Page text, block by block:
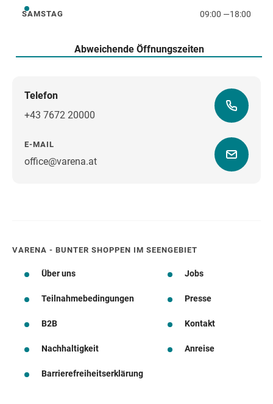
Samstag
SAMSTAG 09:00 —18:00
Abweichende Öffnungszeiten
Telefon
+43 7672 20000
E-MAIL
office@varena.at
VARENA - BUNTER SHOPPEN IM SEENGEBIET
Über uns Jobs
Teilnahmebedingungen Presse
B2B Kontakt
Nachhaltigkeit Anreise
Barrierefreiheitserklärung